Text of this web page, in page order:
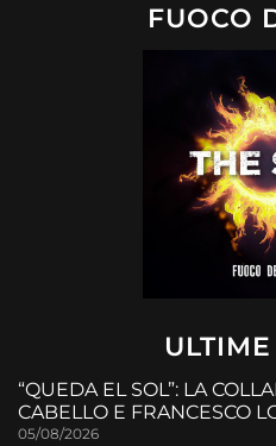
FUOCO
“QUEDA EL SOL”: LA
CABELLO E FRANCESCO
05/08/2026